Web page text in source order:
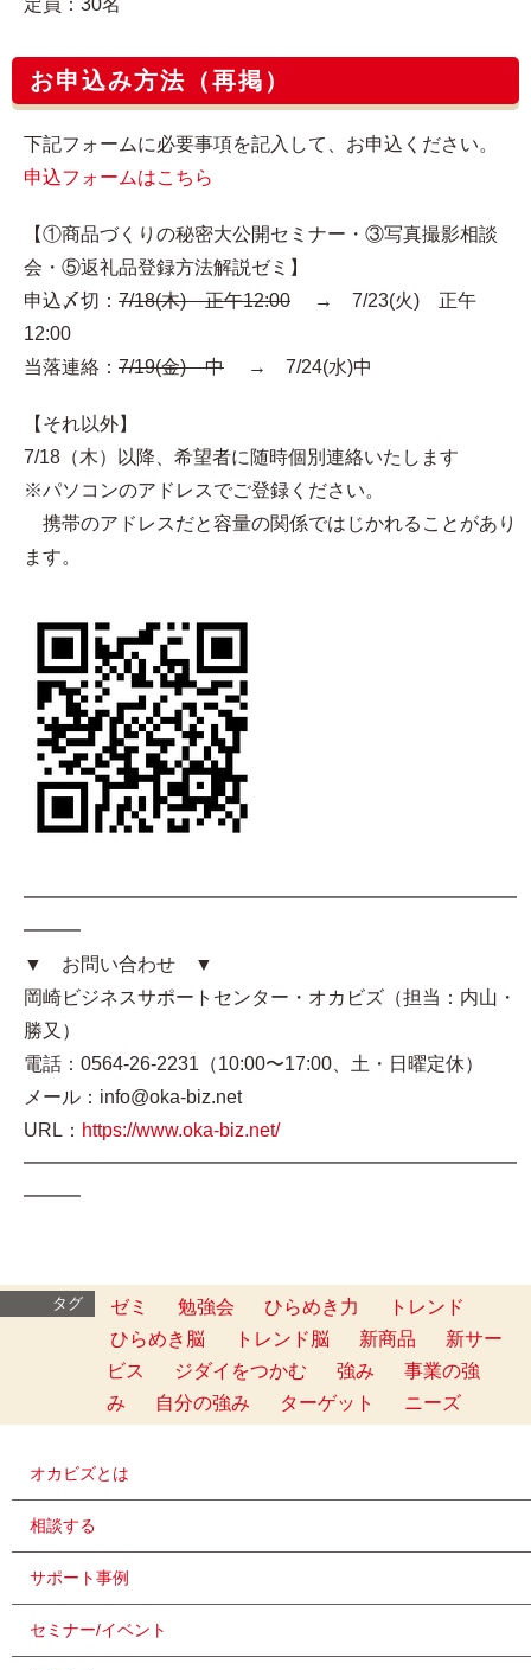
お申込み方法（再掲）
下記フォームに必要事項を記入して、お申込ください。
申込フォームはこちら
【①商品づくりの秘密大公開セミナー・③写真撮影相談
会・⑤返礼品登録方法解説ゼミ】
申込〆切： 7/18(木) 正午12:00 → 7/23(火) 正午
12:00
当落連絡： 7/19(金) 中 → 7/24(水)中
【それ以外】
7/18（木）以降、希望者に随時個別連絡いたします
※パソコンのアドレスでご登録ください。
携帯のアドレスだと容量の関係ではじかれることがあり
ます。
━━━━━━━━━━━━━━━━━━━━━━━━━━
━━━
▼ お問い合わせ ▼
岡崎ビジネスサポートセンター・オカビズ（担当：内山・
勝又）
電話：0564-26-2231（10:00〜17:00、土・日曜定休）
メール：info@oka-biz.net
URL： https://www.oka-biz.net/
━━━━━━━━━━━━━━━━━━━━━━━━━━
━━━
タグ ゼミ 勉強会 ひらめき力
トレンド
ひらめき脳
トレンド脳 新商品
新サー
ビス
ジダイをつかむ 強み
事業の強
み
自分の強み ターゲット ニーズ
オカビズとは
相談する
サポート事例
セミナー/イベント